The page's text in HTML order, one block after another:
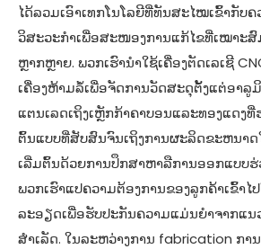
ໄດ້ລວມເອົາເທກໂນໂລຍີທີ່ທັນສະໄໝເຂົ້າກັບ
ວິສະວະກຳເພື່ອສະໜອງການແກ້ໄຂທີ່ເໝາະ
ຫຼາກຫຼາຍ. ພວກເຮົານໍາໃຊ້ເຄື່ອງຕັດເລເຊີ
ເຄື່ອງຫ້າມລໍ້ເພື່ອຈັດການວັດສະດຸຕັ້ງແຕ່ອາ
ແຕນເລດເຖິງເຫຼັກກ້າຄາບອນແລະທອງແດງທີ່
ຕົ້ນແບບທີ່ສັບສົນຈົນເຖິງການຜະລິດຂະຫນາ
ເລີ່ມຕົ້ນດ້ວຍການປຶກສາຫາລືການອອກແບບ
ພວກເຮົາແປຄວາມຕ້ອງການຂອງລູກຄ້າເຂົ້າໄ
ລະອຽດເພື່ອຮັບປະກັນຄວາມແມ່ນຍໍາຈາກແນ
ສໍາເລັດ. ໃນລະຫວ່າງການ fabrication ກາ